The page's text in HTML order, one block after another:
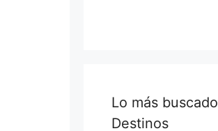
Lo más
Destinos